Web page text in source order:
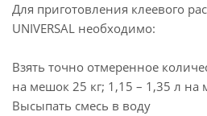
Для приготовления клеевого
UNIVERSAL необходимо:
Взять точно отмеренное
на мешок 25 кг; 1,15 – 1,35 л на
Высыпать смесь в воду